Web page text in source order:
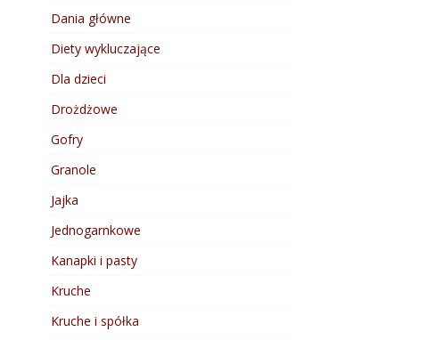
Dania główne
Diety wykluczające
Dla dzieci
Drożdżowe
Gofry
Granole
Jajka
Jednogarnkowe
Kanapki i pasty
Kruche
Kruche i spółka